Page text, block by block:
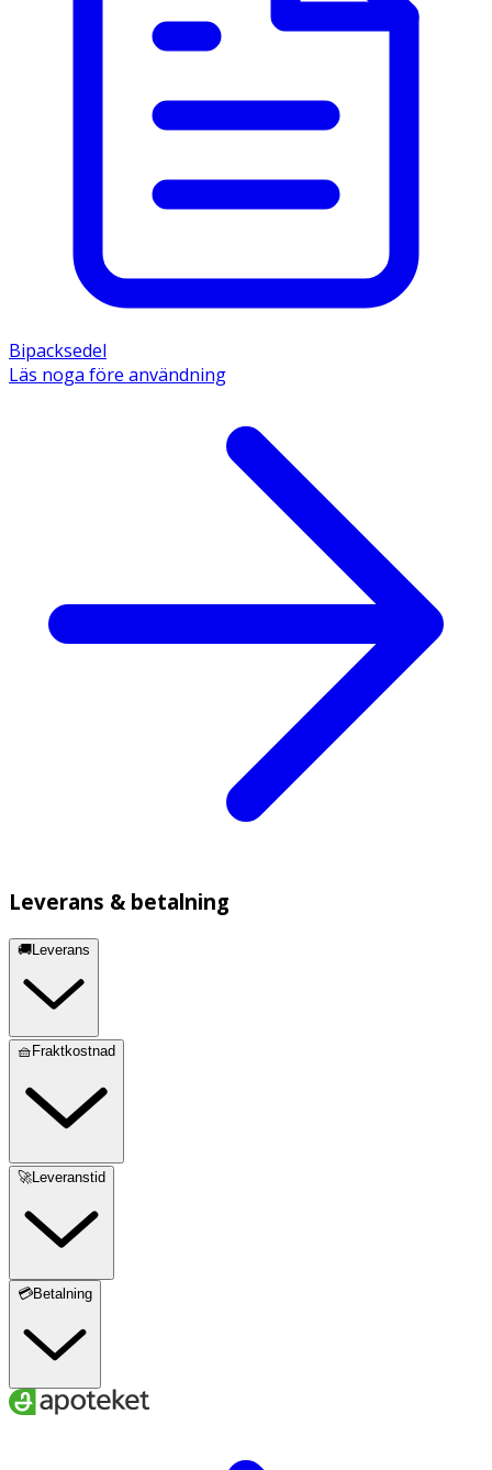
Bipacksedel
Läs noga före användning
Leverans & betalning
🚚Leverans
🧺Fraktkostnad
🚀Leveranstid
💳Betalning